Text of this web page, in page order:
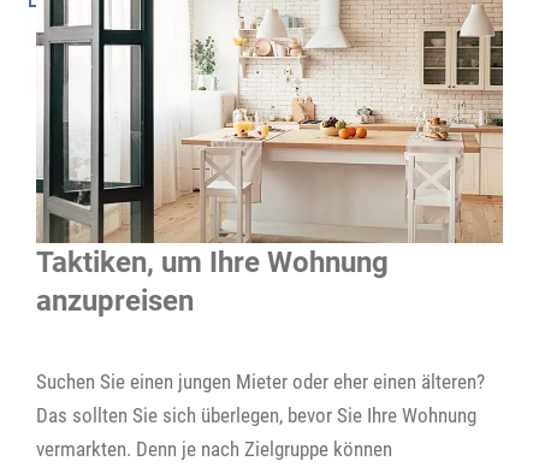
Taktiken, um Ihre Wohnung
anzupreisen
Suchen Sie einen jungen Mieter oder eher einen älteren?
Das sollten Sie sich überlegen, bevor Sie Ihre Wohnung
vermarkten. Denn je nach Zielgruppe können